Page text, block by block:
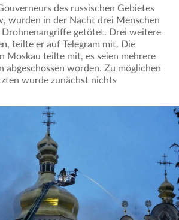
des russischen Gebietes
wurden in der Nacht drei Menschen
getötet. Drei weitere
teilte er auf Telegram mit. Die
Moskau teilte mit, es seien mehrere
abgeschossen worden. Zu möglichen
wurde zunächst nichts